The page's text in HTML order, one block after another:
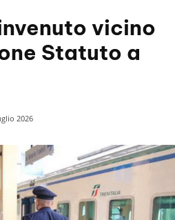
vicino
Statuto a
2026